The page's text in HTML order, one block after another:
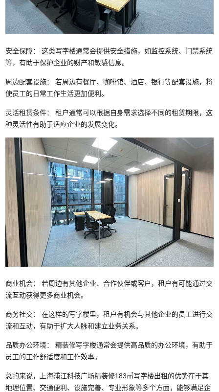
安全保障： 这类写字楼通常会提供安全措施，如监控系统、门禁系统
等，有助于保护企业的财产和敏感信息。
周边配套设施： 若周边有餐厅、咖啡馆、酒店、银行等配套设施，将
使员工的日常工作生活更加便利。
灵活租赁条件： 租户通常可以根据自身需求选择不同的租赁期限，这
种灵活性有助于适应企业的发展变化。
商业机会： 若周边有其他企业、合作伙伴或客户，租户有可能通过交
流互动获得更多商业机会。
商务社交： 在这样的写字楼里，租户有机会与其他企业的员工进行交
流和互动，有助于扩大人脉和建立业务关系。
品质办公环境： 精装修写字楼通常会提供高品质的办公环境，有助于
员工的工作舒适度和工作效率。
总的来说，上海浦江科技广场精装修183㎡写字楼出租的优势在于其
地理位置、交通便利、设施完善、专业形象等多个方面，能够满足企